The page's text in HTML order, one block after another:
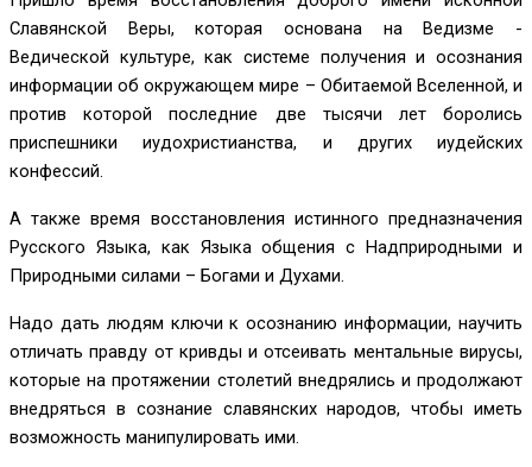
Славянской Веры, которая основана на Ведизме -
Ведической культуре, как системе получения и осознания
информации об окружающем мире – Обитаемой Вселенной, и
против которой последние две тысячи лет боролись
приспешники иудохристианства, и других иудейских
конфессий.
А также время восстановления истинного предназначения
Русского Языка, как Языка общения с Надприродными и
Природными силами – Богами и Духами.
Надо дать людям ключи к осознанию информации, научить
отличать правду от кривды и отсеивать ментальные вирусы,
которые на протяжении столетий внедрялись и продолжают
внедряться в сознание славянских народов, чтобы иметь
возможность манипулировать ими.